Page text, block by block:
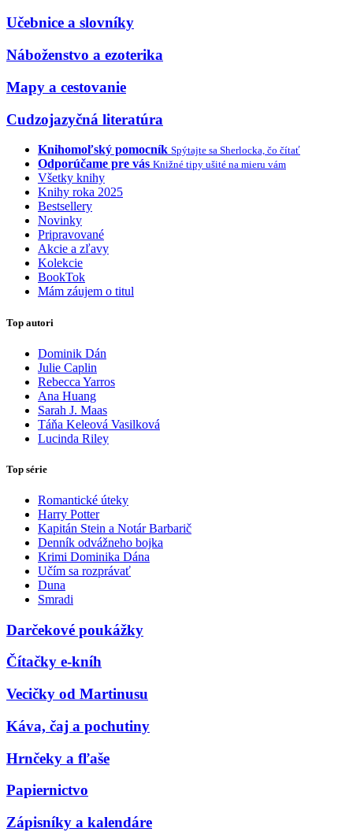
Učebnice a slovníky
Náboženstvo a ezoterika
Mapy a cestovanie
Cudzojazyčná literatúra
Knihomoľský pomocník Spýtajte sa Sherlocka, čo čítať
Odporúčame pre vás Knižné tipy ušité na mieru vám
Všetky knihy
Knihy roka 2025
Bestsellery
Novinky
Pripravované
Akcie a zľavy
Kolekcie
BookTok
Mám záujem o titul
Top autori
Dominik Dán
Julie Caplin
Rebecca Yarros
Ana Huang
Sarah J. Maas
Táňa Keleová Vasilková
Lucinda Riley
Top série
Romantické úteky
Harry Potter
Kapitán Stein a Notár Barbarič
Denník odvážneho bojka
Krimi Dominika Dána
Učím sa rozprávať
Duna
Smradi
Darčekové poukážky
Čítačky e-kníh
Vecičky od Martinusu
Káva, čaj a pochutiny
Hrnčeky a fľaše
Papiernictvo
Zápisníky a kalendáre